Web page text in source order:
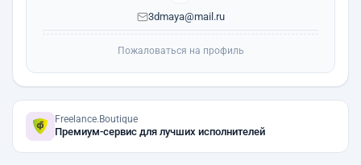
3dmaya@mail.ru
Пожаловаться на профиль
Freelance.Boutique
Премиум-сервис для лучших исполнителей